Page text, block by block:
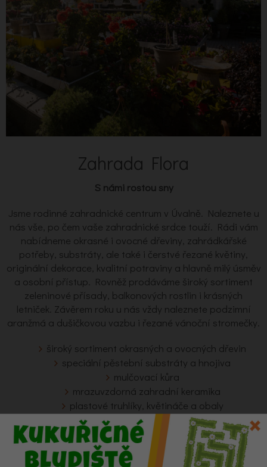
Zahrada Flora
S námi rostou sny
Jsme rodinné zahradnické centrum v Úvalně. Naleznete u
nás vše, po čem vaše zahradnické srdce touží. Rádi vám
nabídneme okrasné i ovocné dřeviny, zahrádkářské
potřeby, substráty, ale také i čerstvé řezané květiny,
originální dekorace, kvalitní potraviny a hlavně milý úsměv
a osobní přístup. Rovněž prodáváme široký sortiment
zeleninové přísady, balkonových rostlin i krásných
letniček. Závěrem roku u nás vždy naleznete podzimní
aranžmá a dušičkovou vazbu i řezané vánoční stromečky.
široký sortiment okrasných a ovocných dřevin
speciální pěstební substráty a hnojiva
mulčovací kůra
mrazuvzdorná zahradní keramika
plastové truhlíky, květináče a obaly
zahrádkářské potřeby
více zde